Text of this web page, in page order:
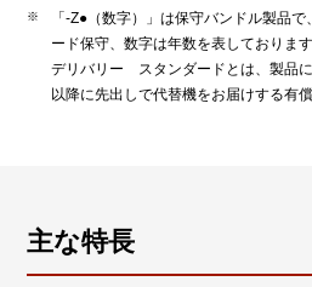
「-Z●（数字）」は保守バンドル製品
ード保守、数字は年数を表しております
デリバリー スタンダードとは、製品
以降に先出しで代替機をお届けする有
主な特長